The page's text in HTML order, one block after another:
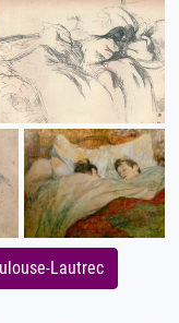
Lautrec